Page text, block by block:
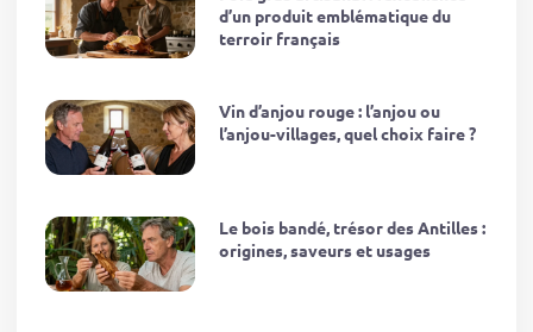
d’un produit emblématique du
terroir français
Vin d’anjou rouge : l’anjou ou
l’anjou-villages, quel choix faire ?
Le bois bandé, trésor des Antilles :
origines, saveurs et usages